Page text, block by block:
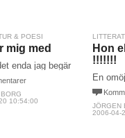
& POESI
mig med
enda jag begär
10:54:00
Hon
!!!!!!!
En
JÖRGEN
2006-04-